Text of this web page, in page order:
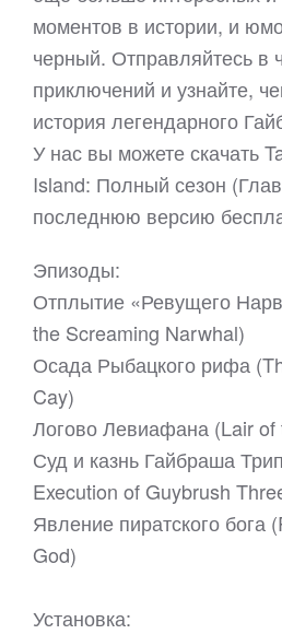
моментов в истории, и
черный. Отправляйтесь в
приключений и узнайте,
история легендарного
У нас вы можете скачать
Island: Полный сезон
последнюю версию
Эпизоды:
Отплытие «Ревущего
the Screaming Narwhal)
Осада Рыбацкого рифа
Cay)
Логово Левиафана (Lair of
Суд и казнь Гайбраша
Execution of Guybrush
Явление пиратского бога
God)
Установка: